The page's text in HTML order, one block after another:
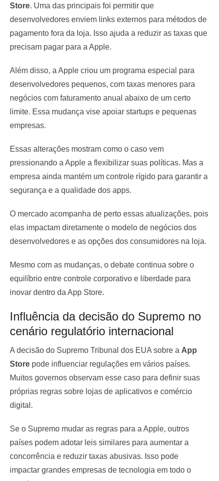
Store. Uma das principais foi permitir que
desenvolvedores enviem links externos para métodos de
pagamento fora da loja. Isso ajuda a reduzir as taxas que
precisam pagar para a Apple.
Além disso, a Apple criou um programa especial para
desenvolvedores pequenos, com taxas menores para
negócios com faturamento anual abaixo de um certo
limite. Essa mudança vise apoiar startups e pequenas
empresas.
Essas alterações mostram como o caso vem
pressionando a Apple a flexibilizar suas políticas. Mas a
empresa ainda mantém um controle rígido para garantir a
segurança e a qualidade dos apps.
O mercado acompanha de perto essas atualizações, pois
elas impactam diretamente o modelo de negócios dos
desenvolvedores e as opções dos consumidores na loja.
Mesmo com as mudanças, o debate continua sobre o
equilíbrio entre controle corporativo e liberdade para
inovar dentro da App Store.
Influência da decisão do Supremo no
cenário regulatório internacional
A decisão do Supremo Tribunal dos EUA sobre a App
Store pode influenciar regulações em vários países.
Muitos governos observam esse caso para definir suas
próprias regras sobre lojas de aplicativos e comércio
digital.
Se o Supremo mudar as regras para a Apple, outros
países podem adotar leis similares para aumentar a
concorrência e reduzir taxas abusivas. Isso pode
impactar grandes empresas de tecnologia em todo o